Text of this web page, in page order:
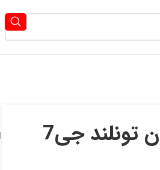
هوزینگ و واتر پمپ کامل فوتون تونلند جی7